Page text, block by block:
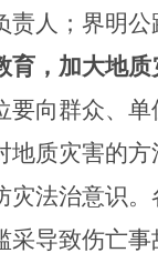
责人；界明
育，加大地
要向群众、
地质灾害的
灾法治意识
采导致伤亡